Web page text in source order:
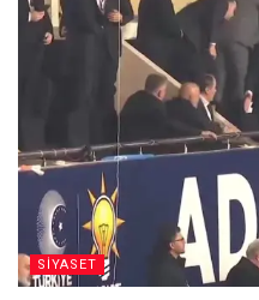
SİYASET